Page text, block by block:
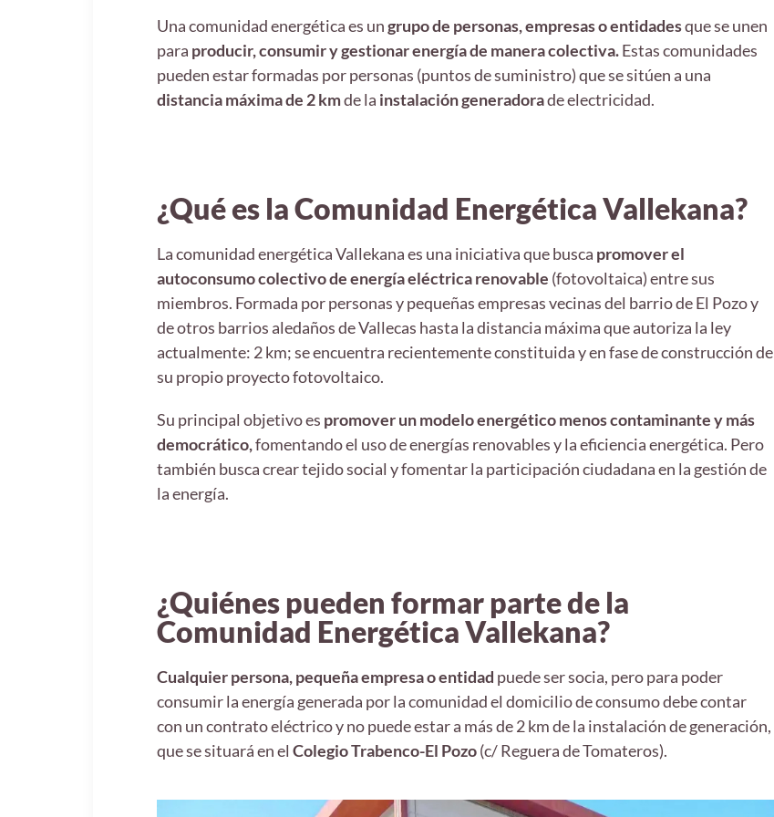
Una comunidad energética es ungrupo de personas, empresas o entidadesque se unen
para producir, consumir y gestionar energía de manera colectiva.Estas comunidades
pueden estar formadas por personas (puntos de suministro) que se sitúen a una
distancia máxima de 2 kmde la instalación generadorade electricidad.
¿Qué es la Comunidad Energética Vallekana?
La comunidad energética Vallekana es una iniciativa que busca promover el
autoconsumo colectivo de energía eléctrica renovable (fotovoltaica) entre sus
miembros. Formada por personas y pequeñas empresas vecinas del barrio de El Pozo y
de otros barrios aledaños de Vallecas hasta la distancia máxima que autoriza la ley
actualmente: 2 km; se encuentra recientemente constituida y en fase de construcción de
su propio proyecto fotovoltaico.
Su principal objetivo es promover un modelo energético menos contaminante y más
democrático,fomentando el uso de energías renovables y la eficiencia energética. Pero
también busca crear tejido social y fomentar la participación ciudadana en la gestión de
la energía.
¿Quiénes pueden formar parte de la
Comunidad Energética Vallekana?
Cualquier persona, pequeña empresa o entidad puede ser socia, pero para poder
consumir la energía generada por la comunidad el domicilio de consumo debe contar
con un contrato eléctrico y no puede estar a más de 2 km de la instalación de generación,
que se situará en el Colegio Trabenco-El Pozo(c/ Reguera de Tomateros).